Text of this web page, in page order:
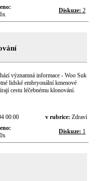
Diskuze: 2
významná informace - Woo Suk
lidské embryonální kmenové
cestu léčebnému klonování.
00:00 v rubrice: Zdraví
Diskuze: 1